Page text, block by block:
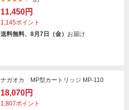
11,450円
1,145ポイント
送料無料、8月7日（金） お届け
ナガオカ MP型カートリッジ MP-110
18,070円
1,807ポイント